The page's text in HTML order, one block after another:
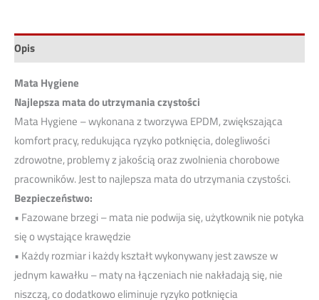
Opis
Mata Hygiene
Najlepsza mata do utrzymania czystości
Mata Hygiene – wykonana z tworzywa EPDM, zwiększająca
komfort pracy, redukująca ryzyko potknięcia, dolegliwości
zdrowotne, problemy z jakością oraz zwolnienia chorobowe
pracowników. Jest to najlepsza mata do utrzymania czystości.
Bezpieczeństwo:
• Fazowane brzegi – mata nie podwija się, użytkownik nie potyka
się o wystające krawędzie
• Każdy rozmiar i każdy kształt wykonywany jest zawsze w
jednym kawałku – maty na łączeniach nie nakładają się, nie
niszczą, co dodatkowo eliminuje ryzyko potknięcia